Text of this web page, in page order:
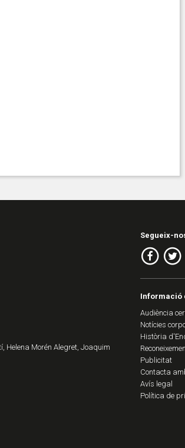
Helena Morén Alegret, Joaquim
Segueix-
Informació
Audiència
Notícies
Història
Publicitat
Contacta
Avís legal
Política de